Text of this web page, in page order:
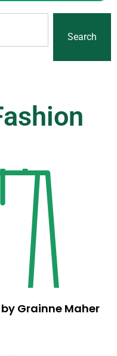
Search
Grainne Maher